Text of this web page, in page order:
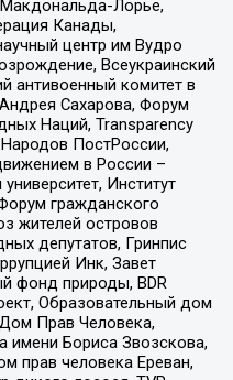
Макдональда-Лорье,
Канады,
центр им Вудро
Всеукраинский
антивоенный комитет в
Сахарова, Форум
Наций, Transparеncy
ПостРоссии,
в России –
Институт
гражданского
жителей островов
депутатов, Гринпис
Инк, Завет
фонд природы, BDR
Образовательный дом
Прав Человека,
имени Бориса Звозскова,
прав человека Ереван,